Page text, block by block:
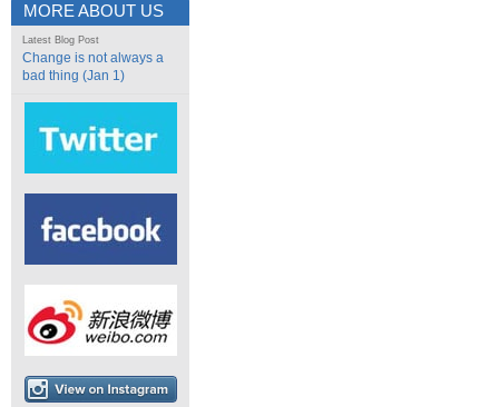
MORE ABOUT US
Latest Blog Post
Change is not always a
bad thing (Jan 1)